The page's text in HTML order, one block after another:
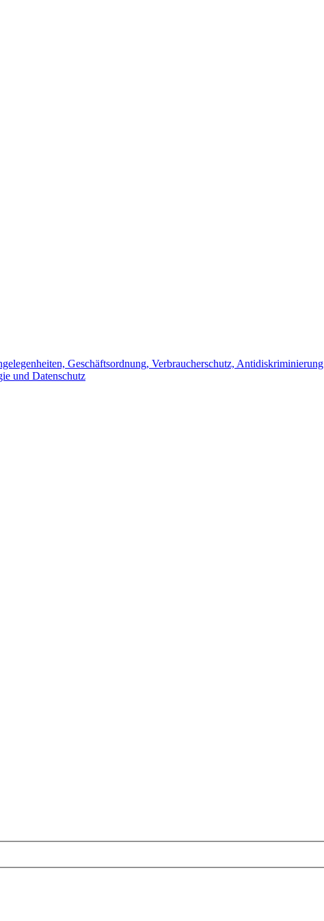
Geschäftsordnung, Verbraucherschutz, Antidiskriminierung
und Datenschutz